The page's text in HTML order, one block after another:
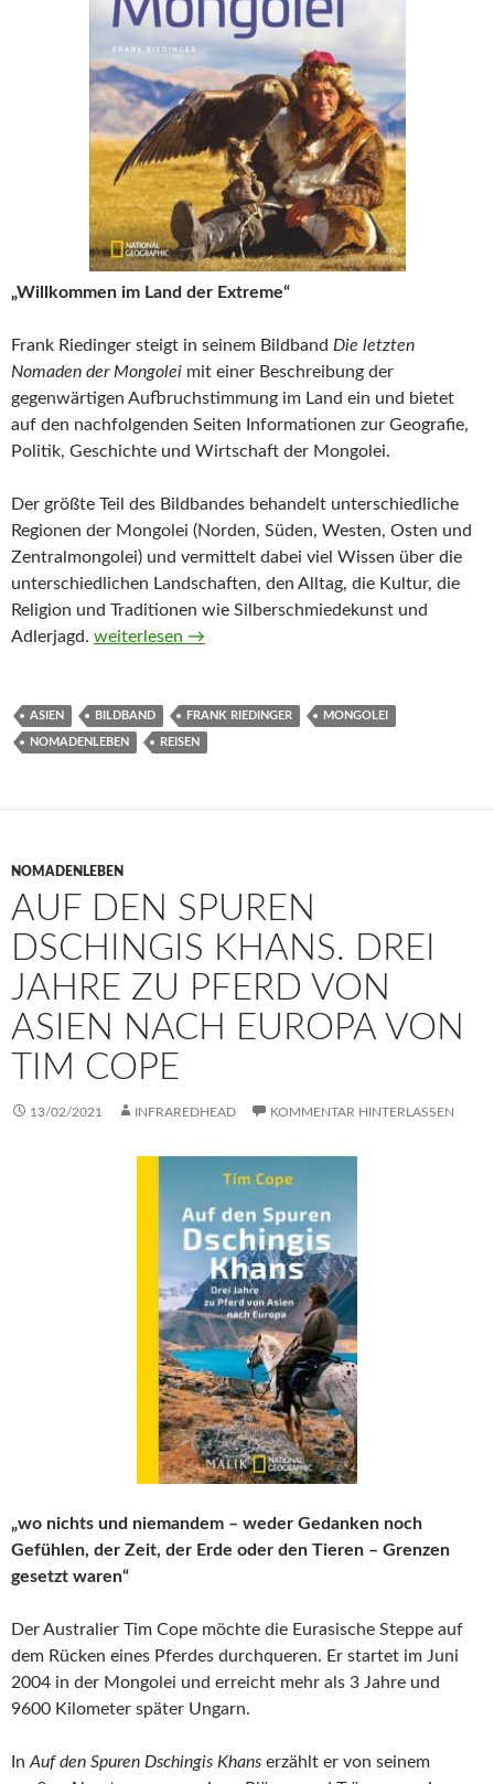
„Willkommen im Land der Extreme“
Frank Riedinger steigt in seinem Bildband Die letzten
Nomaden der Mongolei mit einer Beschreibung der
gegenwärtigen Aufbruchstimmung im Land ein und bietet
auf den nachfolgenden Seiten Informationen zur Geografie,
Politik, Geschichte und Wirtschaft der Mongolei.
Der größte Teil des Bildbandes behandelt unterschiedliche
Regionen der Mongolei (Norden, Süden, Westen, Osten und
Zentralmongolei) und vermittelt dabei viel Wissen über die
unterschiedlichen Landschaften, den Alltag, die Kultur, die
Religion und Traditionen wie Silberschmiedekunst und
Adlerjagd. Die letzten Nomaden der Mongolei von Frank
weiterlesen →
ASIEN BILDBAND FRANK RIEDINGER MONGOLEI
NOMADENLEBEN REISEN
NOMADENLEBEN
AUF DEN SPUREN
DSCHINGIS KHANS. DREI
JAHRE ZU PFERD VON
ASIEN NACH EUROPA VON
TIM COPE
13/02/2021 INFRAREDHEAD KOMMENTAR HINTERLASSEN
„wo nichts und niemandem – weder Gedanken noch
Gefühlen, der Zeit, der Erde oder den Tieren – Grenzen
gesetzt waren“
Der Australier Tim Cope möchte die Eurasische Steppe auf
dem Rücken eines Pferdes durchqueren. Er startet im Juni
2004 in der Mongolei und erreicht mehr als 3 Jahre und
9600 Kilometer später Ungarn.
In Auf den Spuren Dschingis Khans erzählt er von seinem